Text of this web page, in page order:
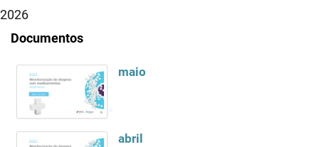
2026
Documentos
maio
abril